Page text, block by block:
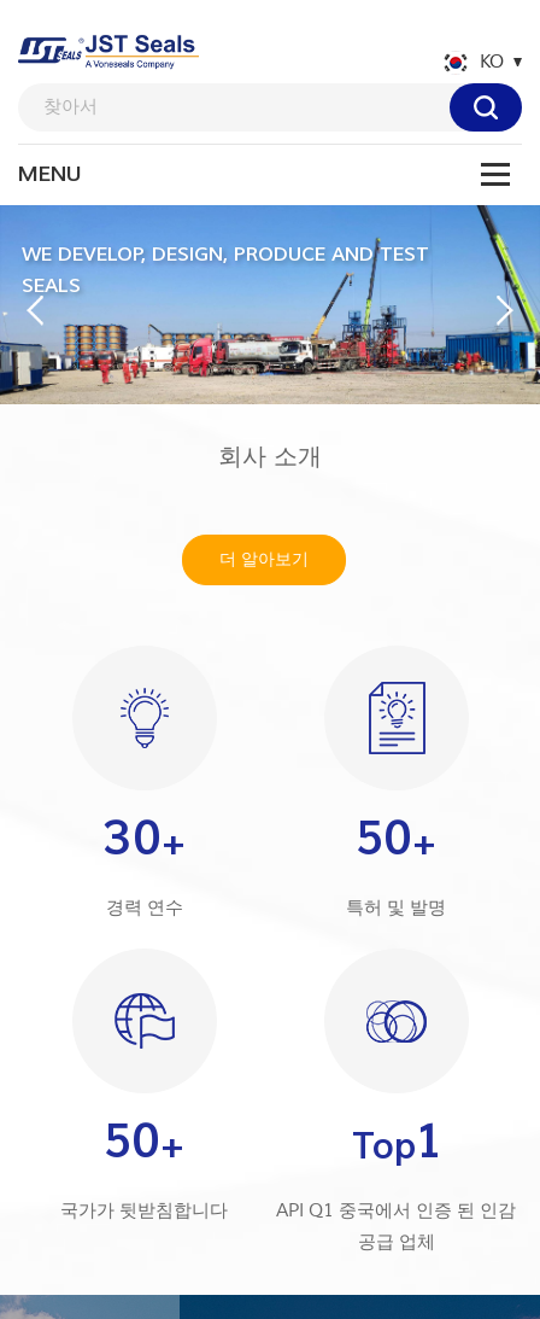
KO
회사 소개
더 알아보기
30
경력 연수
50
특허 및 발명
50
국가가 뒷받침합니다
1
API Q1 중국에서 인증 된 인감
공급 업체